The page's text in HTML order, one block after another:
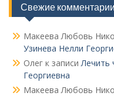
Свежие комментарии
Макеева Любовь
Узинева Нелли
Олег к записиЛечить
Георгиевна
Макеева Любовь